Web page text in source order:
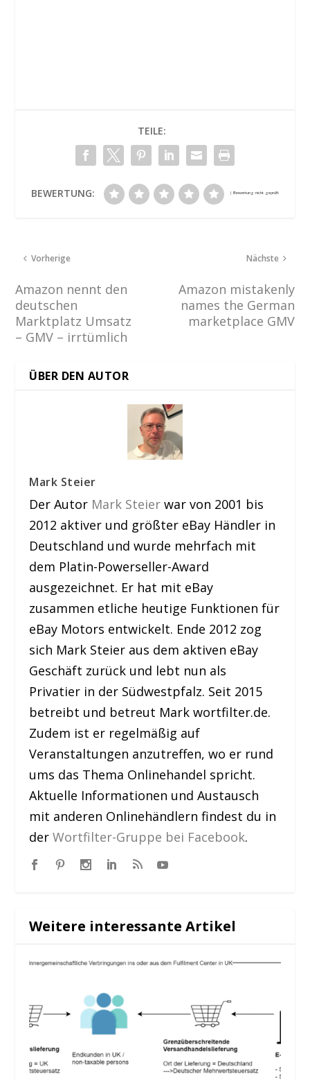
TEILE:
BEWERTUNG:
Vorherige
Amazon nennt den
deutschen
Marktplatz Umsatz
– GMV – irrtümlich
Nächste
Amazon mistakenly
names the German
marketplace GMV
ÜBER DEN AUTOR
Mark Steier
Der Autor Mark Steier war von 2001 bis
2012 aktiver und größter eBay Händler in
Deutschland und wurde mehrfach mit
dem Platin-Powerseller-Award
ausgezeichnet. Er hat mit eBay
zusammen etliche heutige Funktionen für
eBay Motors entwickelt. Ende 2012 zog
sich Mark Steier aus dem aktiven eBay
Geschäft zurück und lebt nun als
Privatier in der Südwestpfalz. Seit 2015
betreibt und betreut Mark wortfilter.de.
Zudem ist er regelmäßig auf
Veranstaltungen anzutreffen, wo er rund
ums das Thema Onlinehandel spricht.
Aktuelle Informationen und Austausch
mit anderen Onlinehändlern findest du in
derWortfilter-Gruppe bei Facebook.
Weitere interessante Artikel